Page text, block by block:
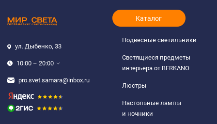
ул. Дыбенко, 33
10:00 – 20:00
pro.svet.samara@inbox.ru
Каталог
Подвесные светильники
Светящиеся предметы
интерьера от BERKANO
Люстры
Настольные лампы
и ночники